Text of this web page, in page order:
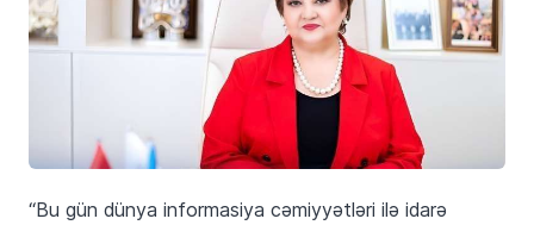
“Bu gün dünya informasiya cəmiyyətləri ilə idarə